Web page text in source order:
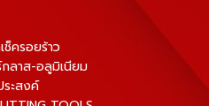
ช็ครอยร้าว
ลาส-อลูมิเนียม
ระสงค์